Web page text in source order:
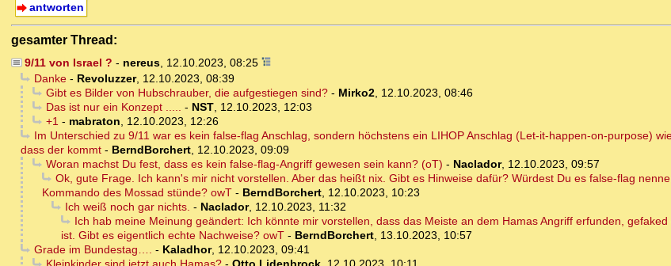
antworten
gesamter Thread:
9/11 von Israel ? - nereus, 12.10.2023, 08:25
Danke- Revoluzzer, 12.10.2023, 08:39
Gibt es Bilder von Hubschrauber, die aufgestiegen sind?- Mirko2, 12.10.2023, 08:46
Das ist nur ein Konzept ..... - NST, 12.10.2023, 12:03
+1- mabraton, 12.10.2023, 12:26
Im Unterschied zu 9/11 war es kein false-flag Anschlag, sondern höchstens ein LIHOP Anschlag (Let-it-happen-on-purpose)
dass der kommt - BerndBorchert, 12.10.2023, 09:09
Woran machst Du fest, dass es kein false-flag-Angriff gewesen sein kann? (oT) - Naclador, 12.10.2023, 09:57
Ok, gute Frage. Ich kann's mir nicht vorstellen. Aber das heißt nix. Gibt es Hinweise dafür? Würdest Du es false-flag
Kommando des Mossad stünde? owT - BerndBorchert, 12.10.2023, 10:23
Ich weiß noch gar nichts. - Naclador, 12.10.2023, 11:32
Ich hab meine Meinung geändert: Ich könnte mir vorstellen, dass das Meiste an dem Hamas Angriff erfunden,
ist. Gibt es eigentlich echte Nachweise? owT - BerndBorchert, 13.10.2023, 10:57
Grade im Bundestag…. - Kaladhor, 12.10.2023, 09:41